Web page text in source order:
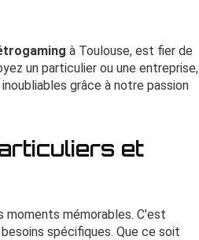
à Toulouse, est fier de
un particulier ou une entreprise,
grâce à notre passion
et
moments mémorables. C'est
spécifiques. Que ce soit